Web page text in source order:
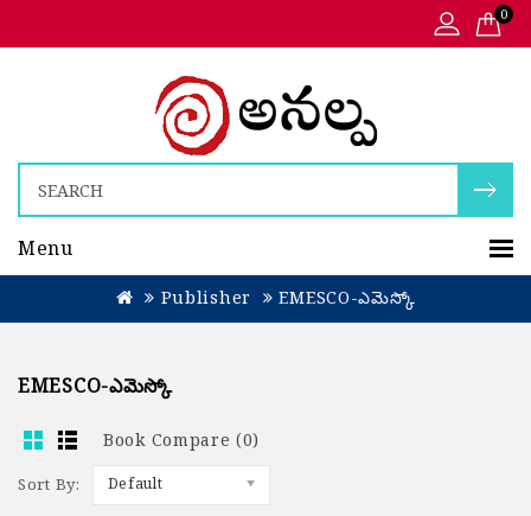
0
Menu
Publisher EMESCO-ఎమెస్కో
EMESCO-ఎమెస్కో
Book Compare (0)
Sort By: Default